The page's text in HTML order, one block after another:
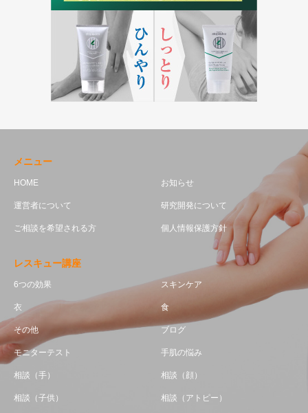
メニュー
HOME お知らせ
運営者について 研究開発について
ご相談を希望される方 個人情報保護方針
レスキュー講座
6つの効果 スキンケア
衣 食
その他 ブログ
モニターテスト 手肌の悩み
相談（手） 相談（顔）
相談（子供） 相談（アトピー）